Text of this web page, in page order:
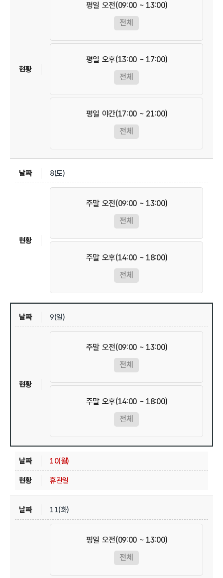
평일 오전(09:00 ~ 13:00)
전체
평일 오후(13:00 ~ 17:00)
전체
평일 야간(17:00 ~ 21:00)
전체
8(토)
주말 오전(09:00 ~ 13:00)
전체
주말 오후(14:00 ~ 18:00)
전체
9(일)
주말 오전(09:00 ~ 13:00)
전체
주말 오후(14:00 ~ 18:00)
전체
10(월)
휴관일
11(화)
평일 오전(09:00 ~ 13:00)
전체